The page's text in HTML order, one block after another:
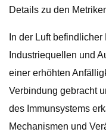
Details zu den
In der Luft
Industriequellen und
einer erhöhten
Verbindung gebracht
des Immunsystems
Mechanismen und